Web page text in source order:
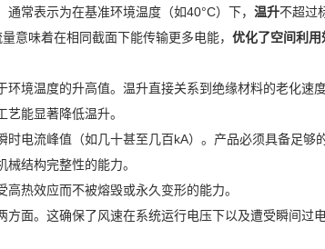
常表示为在基准环境温度（如40°C）下， 温升不超过
意味着在相同截面下能传输更多电能， 优化了空间利用
环境温度的升高值。温升直接关系到绝缘材料的老化速
艺能显著降低温升。
时电流峰值（如几十甚至几百kA）。产品必须具备足够
结构完整性的能力。
热效应而不被熔毁或永久变形的能力。
方面。这确保了风速在系统运行电压下以及遭受瞬间过